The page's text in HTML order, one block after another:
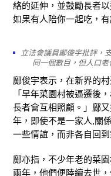
絡的延伸，並鼓勵長者
如果有人陪你一起吃，
立法會議員鄺俊宇批評，
同一個數目，但人口老
鄺俊宇表示，在新界的
「早年菜園村被逼遷後
長者會互相照顧。」鄺
年，即使不是一家人,關
一些情誼，而非各自回
鄺亦指，不少年老的菜
兩年，他們便陸續去世